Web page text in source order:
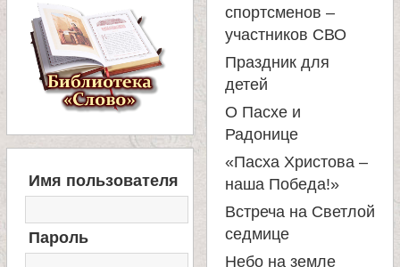
ц
ы
КД
Имя пользователя
Пароль
спортсменов –
участников СВО
Праздник для
детей
О Пасхе и
Радонице
«Пасха Христова –
наша Победа!»
Встреча на Светлой
седмице
Небо на земле